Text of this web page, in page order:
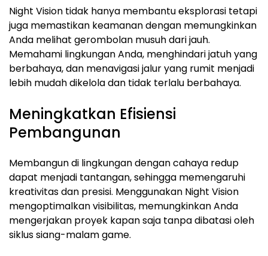
Night Vision tidak hanya membantu eksplorasi tetapi
juga memastikan keamanan dengan memungkinkan
Anda melihat gerombolan musuh dari jauh.
Memahami lingkungan Anda, menghindari jatuh yang
berbahaya, dan menavigasi jalur yang rumit menjadi
lebih mudah dikelola dan tidak terlalu berbahaya.
Meningkatkan Efisiensi
Pembangunan
Membangun di lingkungan dengan cahaya redup
dapat menjadi tantangan, sehingga memengaruhi
kreativitas dan presisi. Menggunakan Night Vision
mengoptimalkan visibilitas, memungkinkan Anda
mengerjakan proyek kapan saja tanpa dibatasi oleh
siklus siang-malam game.